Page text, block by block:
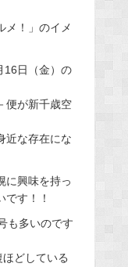
メ！」のイメ
16日（金）の
便が新千歳空
近な存在にな
に興味を持っ
す！！
も多いのです
どしている